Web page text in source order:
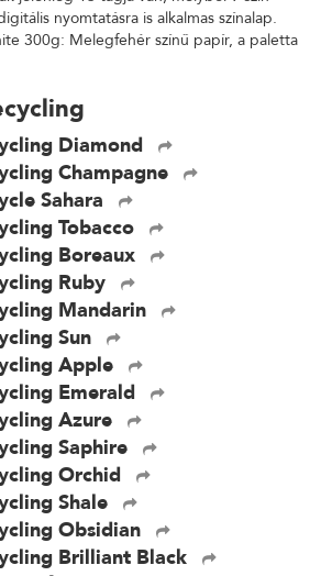
jelenleg 13 tagja van, melyből 9 szín
nyomtatásra is alkalmas színalap.
300g: Melegfehér színű papír, a paletta
Diamond
Champagne
Sahara
Tobacco
Boreaux
Ruby
Mandarin
Sun
Apple
Emerald
Azure
Saphire
Orchid
Shale
Obsidian
Brilliant Black